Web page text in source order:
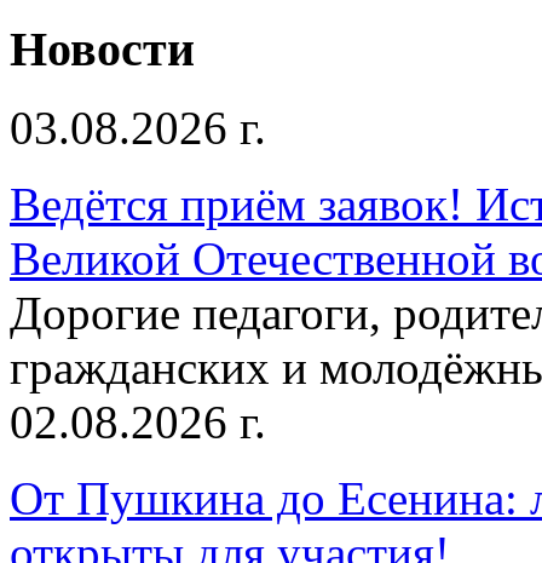
Новости
03.08.2026 г.
Ведётся приём заявок!
Великой Отечественной
Дорогие педагоги,
гражданских и
02.08.2026 г.
От Пушкина до Есенина:
открыты для участия!